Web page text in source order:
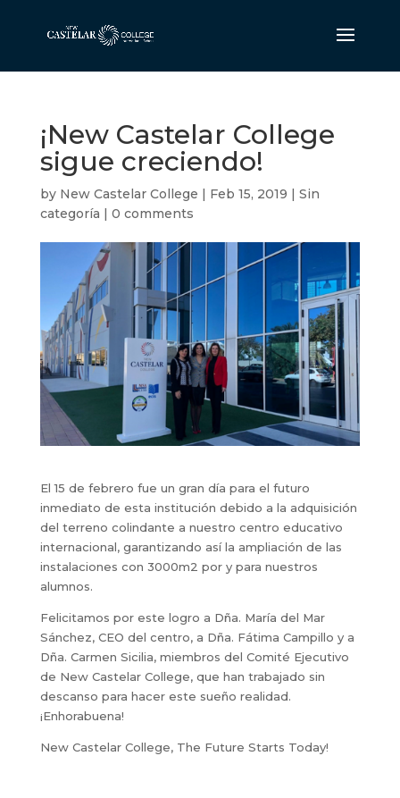
¡New Castelar College
sigue creciendo!
by New Castelar College | Feb 15, 2019 | Sin
categoría | 0 comments
El 15 de febrero fue un gran día para el futuro
inmediato de esta institución debido a la adquisición
del terreno colindante a nuestro centro educativo
internacional, garantizando así la ampliación de las
instalaciones con 3000m2 por y para nuestros
alumnos.
Felicitamos por este logro a Dña. María del Mar
Sánchez, CEO del centro, a Dña. Fátima Campillo y a
Dña. Carmen Sicilia, miembros del Comité Ejecutivo
de New Castelar College, que han trabajado sin
descanso para hacer este sueño realidad.
¡Enhorabuena!
New Castelar College, The Future Starts Today!